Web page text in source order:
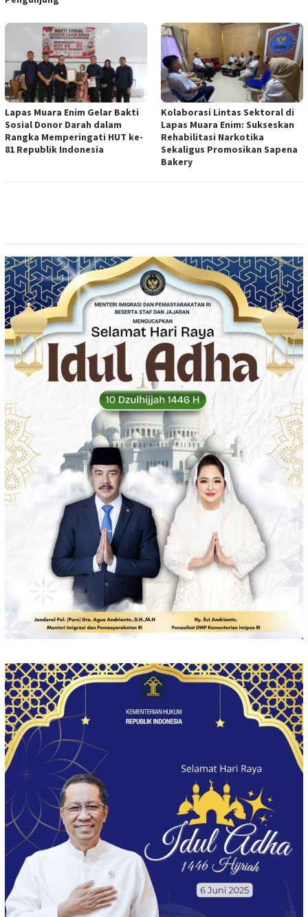
Lapas Muara Enim Gelar Bakti
Sosial Donor Darah dalam
Rangka Memperingati HUT ke-
81 Republik Indonesia
Kolaborasi Lintas Sektoral di
Lapas Muara Enim: Sukseskan
Rehabilitasi Narkotika
Sekaligus Promosikan Sapena
Bakery